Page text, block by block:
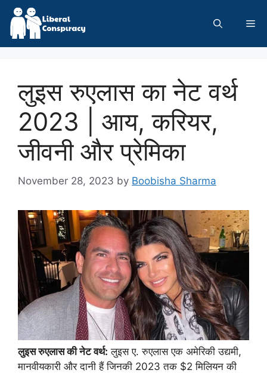
Skip
content
लुइस रुएलास का नेट वर्थ
2023 | आय, करियर,
जीवनी और प्रेमिका
November 28, 2023 by Boobisha Sharma
लुइस रुएलास की नेट वर्थ: लुइस ए. रुएलास एक अमेरिकी उद्यमी,
मानवीयकारी और दानी हैं जिनकी 2023 तक $2 मिलियन की